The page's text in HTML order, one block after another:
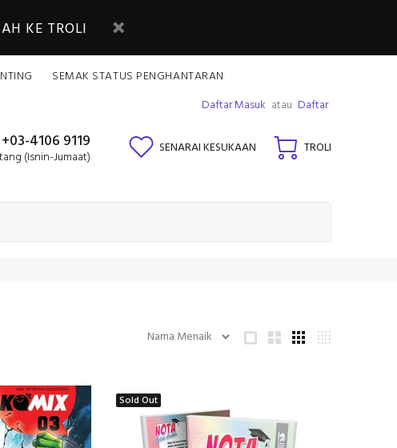
KE TROLI
SEMAK STATUS PENGHANTARAN
Daftar Masuk atau Daftar
4106 9119
(Isnin-Jumaat)
SENARAI KESUKAAN TROLI
Sold Out